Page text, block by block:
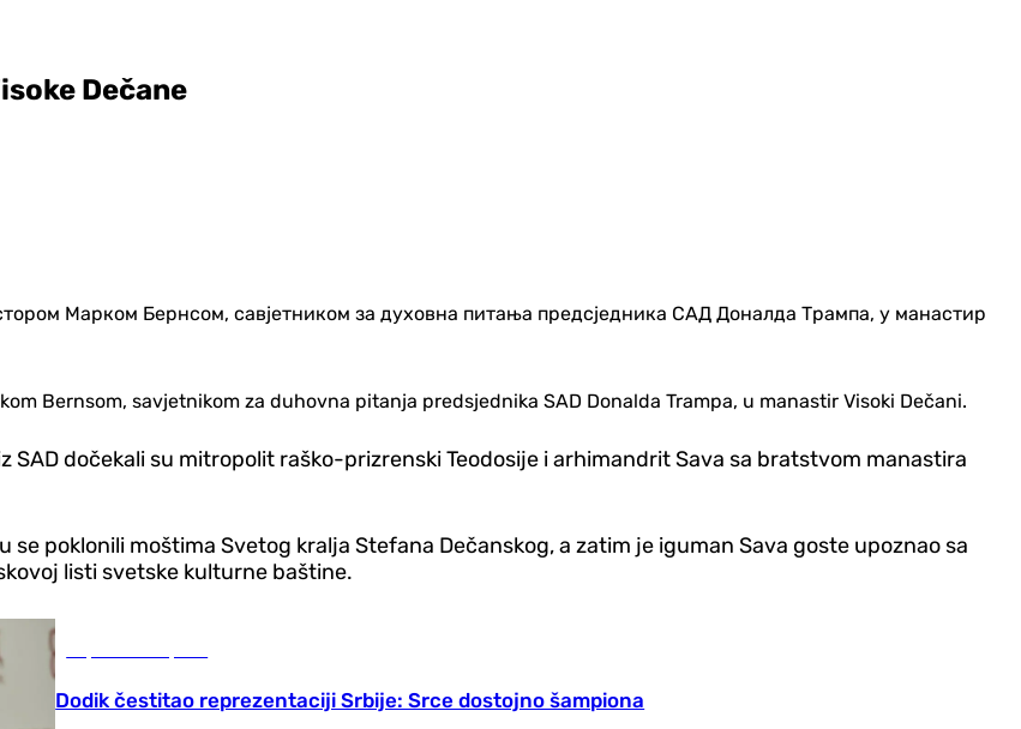
Dečane
Bernsom, savjetnikom za duhovna pitanja predsjednika SAD Donalda Trampa, u manastir Visoki Dečani.
dočekali su mitropolit raško-prizrenski Teodosije i arhimandrit Sava sa bratstvom manastira
poklonili moštima Svetog kralja Stefana Dečanskog, a zatim je iguman Sava goste upoznao sa
listi svetske kulturne baštine.
Dodik čestitao reprezentaciji Srbije: Srce dostojno šampiona